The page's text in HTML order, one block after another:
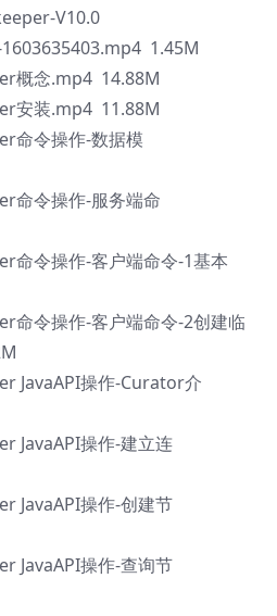
V10.0
1.45M
念.mp4 14.88M
装.mp4 11.88M
令操作-数据模
令操作-服务端命
令操作-客户端命令-1基本
令操作-客户端命令-2创建临
操作-Curator介
操作-建立连
操作-创建节
操作-查询节